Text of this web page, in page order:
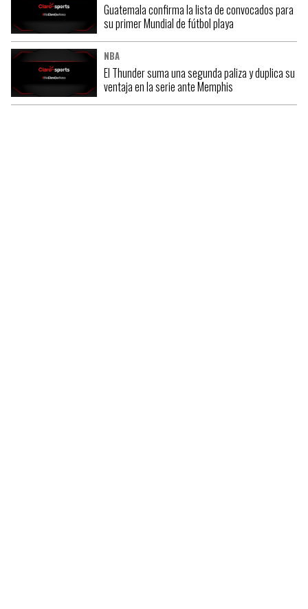
Guatemala confirma la lista de convocados para
su primer Mundial de fútbol playa
NBA
El Thunder suma una segunda paliza y duplica su
ventaja en la serie ante Memphis